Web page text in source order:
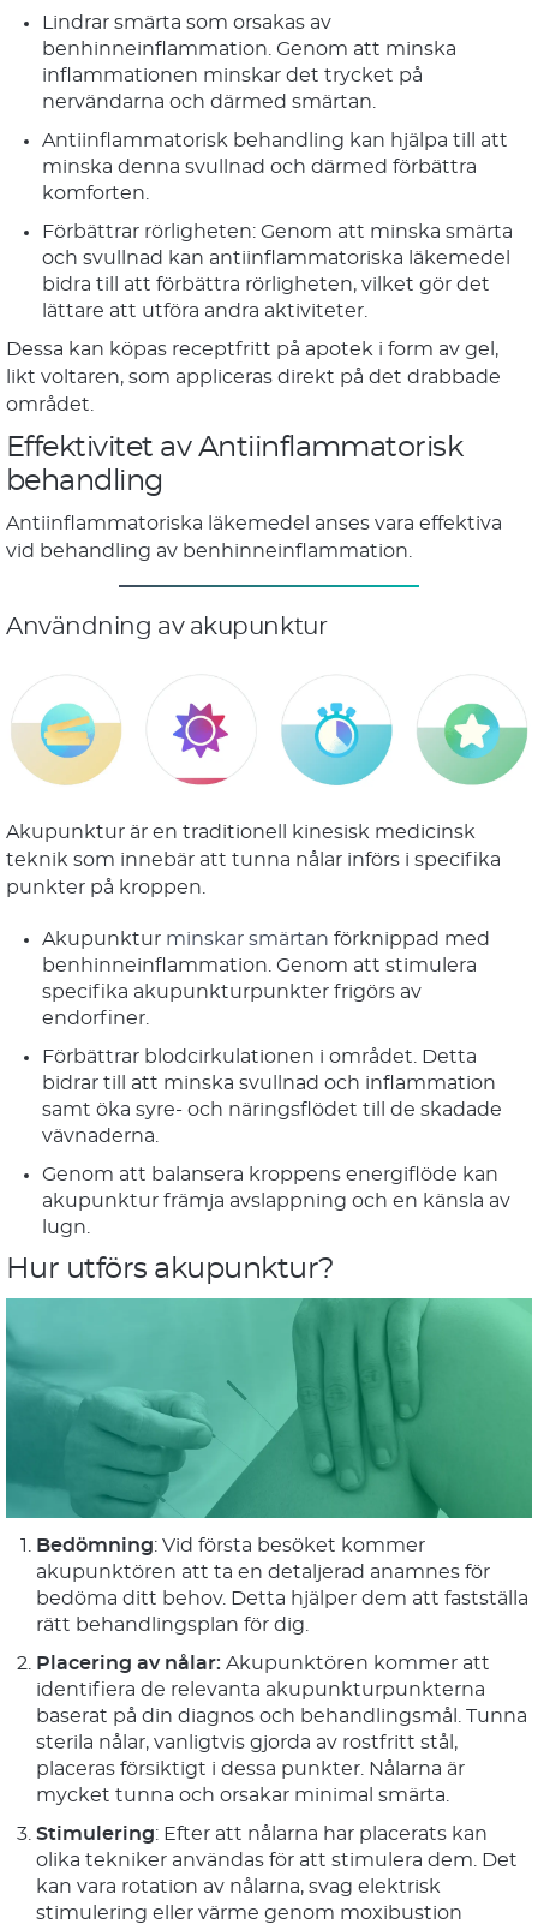
Lindrar smärta som orsakas av
benhinneinflammation. Genom att minska
inflammationen minskar det trycket på
nervändarna och därmed smärtan.
Antiinflammatorisk behandling kan hjälpa till att
minska denna svullnad och därmed förbättra
komforten.
Förbättrar rörligheten: Genom att minska smärta
och svullnad kan antiinflammatoriska läkemedel
bidra till att förbättra rörligheten, vilket gör det
lättare att utföra andra aktiviteter.
Dessa kan köpas receptfritt på apotek i form av gel,
likt voltaren, som appliceras direkt på det drabbade
området.
Effektivitet av Antiinflammatorisk
behandling
Antiinflammatoriska läkemedel anses vara effektiva
vid behandling av benhinneinflammation.
Användning av akupunktur
Akupunktur är en traditionell kinesisk medicinsk
teknik som innebär att tunna nålar införs i specifika
punkter på kroppen.
Akupunktur minskar smärtan förknippad med
benhinneinflammation. Genom att stimulera
specifika akupunkturpunkter frigörs av
endorfiner.
Förbättrar blodcirkulationen i området. Detta
bidrar till att minska svullnad och inflammation
samt öka syre- och näringsflödet till de skadade
vävnaderna.
Genom att balansera kroppens energiflöde kan
akupunktur främja avslappning och en känsla av
lugn.
Hur utförs akupunktur?
Bedömning: Vid första besöket kommer
akupunktören att ta en detaljerad anamnes för
bedöma ditt behov. Detta hjälper dem att fastställa
rätt behandlingsplan för dig.
Placering av nålar: Akupunktören kommer att
identifiera de relevanta akupunkturpunkterna
baserat på din diagnos och behandlingsmål. Tunna
sterila nålar, vanligtvis gjorda av rostfritt stål,
placeras försiktigt i dessa punkter. Nålarna är
mycket tunna och orsakar minimal smärta.
Stimulering: Efter att nålarna har placerats kan
olika tekniker användas för att stimulera dem. Det
kan vara rotation av nålarna, svag elektrisk
stimulering eller värme genom moxibustion